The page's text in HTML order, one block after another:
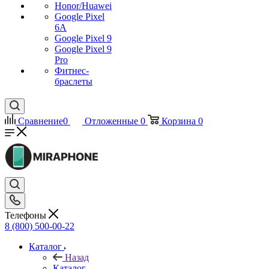
Honor/Huawei
Google Pixel
6A
Google Pixel 9
Google Pixel 9
Pro
Фитнес-
браслеты
Сравнение0 Отложенные 0 Корзина 0
Телефоны
8 (800) 500-00-22
Каталог
Назад